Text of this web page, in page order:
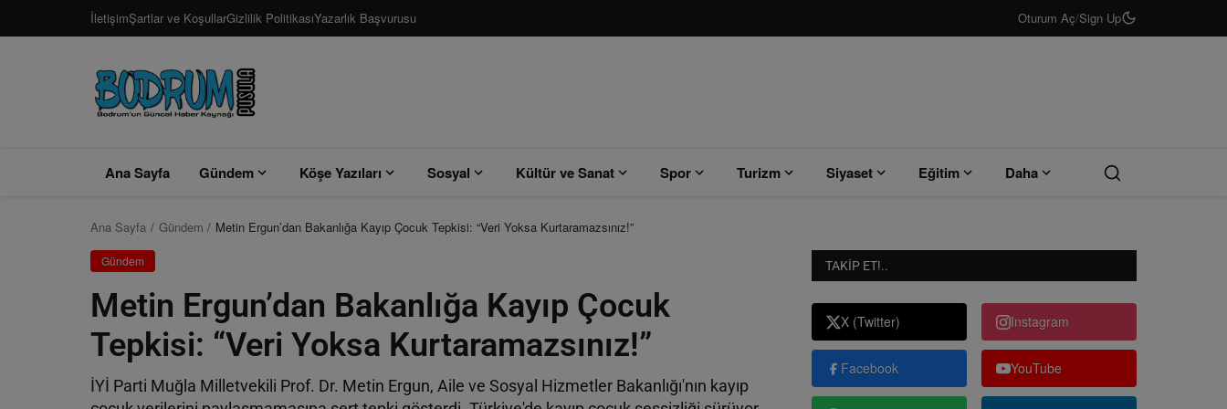
İletişimŞartlar ve KoşullarGizlilik PolitikasıYazarlık Başvurusu Oturum Aç/Sign Up
Ana Sayfa Gündem Köşe Yazıları Sosyal Kültür ve Sanat Spor Turizm Siyaset Eğitim Daha
Ana Sayfa Gündem Metin Ergun’dan Bakanlığa Kayıp Çocuk Tepkisi: “Veri Yoksa Kurtaramazsınız!”
Gündem
Metin Ergun’dan Bakanlığa Kayıp Çocuk
Tepkisi: “Veri Yoksa Kurtaramazsınız!”
İYİ Parti Muğla Milletvekili Prof. Dr. Metin Ergun, Aile ve Sosyal Hizmetler Bakanlığı'nın kayıp
TAKIP ET!..
X (Twitter) Instagram
Facebook YouTube